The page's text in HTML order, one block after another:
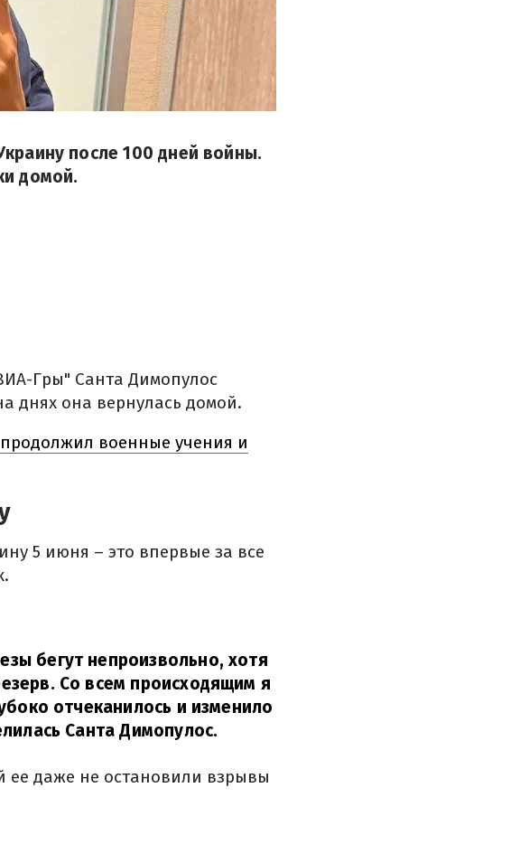
после 100 дней войны.
домой.
Гры" Санта Димопулос
днях она вернулась домой.
военные учения и
5 июня – это впервые за все
бегут непроизвольно, хотя
Со всем происходящим я
отчеканилось и изменило
Санта Димопулос.
ее даже не остановили взрывы